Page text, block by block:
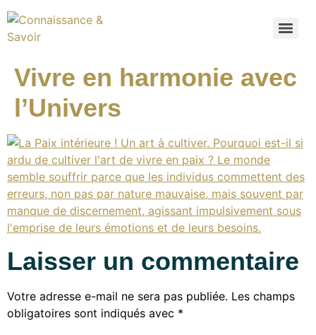
Vivre en harmonie avec
l’Univers
Laisser un commentaire
Votre adresse e-mail ne sera pas publiée. Les champs
obligatoires sont indiqués avec *